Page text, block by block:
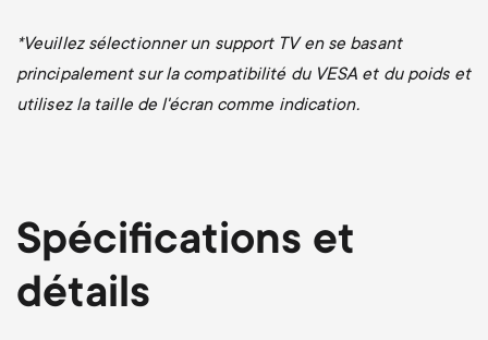
*Veuillez sélectionner un support TV en se basant
principalement sur la compatibilité du VESA et du poids et
utilisez la taille de l'écran comme indication.
Spécifications et
détails